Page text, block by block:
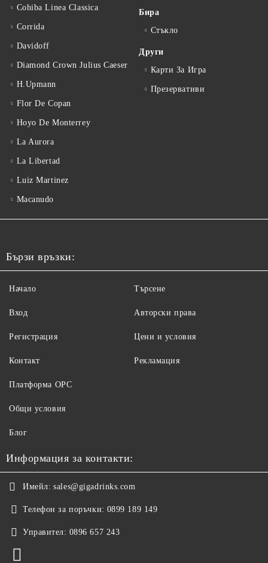
Cohiba Linea Classica
Corrida
Davidoff
Diamond Crown Julius Caeser
H.Upmann
Flor De Copan
Hoyo De Monterrey
La Aurora
La Libertad
Luiz Martinez
Macanudo
Бира
Стъкло
Други
Карти За Игра
Презервативи
Бързи връзки:
Начало
Вход
Регистрация
Контакт
Търсене
Авторски права
Цени и условия
Рекламация
Платформа ОРС
Общи условия
Блог
Информация за контакти:
Имейл: sales@gigadrinks.com
Телефон за поръчки: 0899 189 149
Управител: 0896 657 243